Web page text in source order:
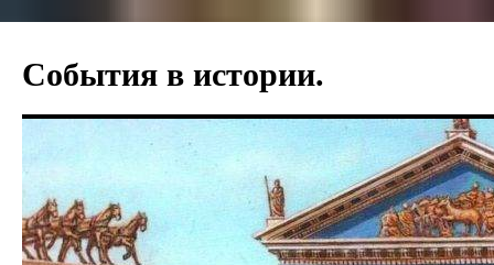
содержимому
События в истории.